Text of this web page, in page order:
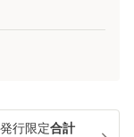
行限定合計